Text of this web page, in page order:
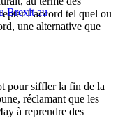
Brexit au
l’accord tel quel ou
une alternative que
pour siffler la fin de la
réclamant que les
à reprendre des